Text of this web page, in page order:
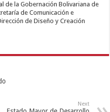
de la Gobernación Bolivariana de
de Comunicación e
de Diseño y Creación
Next